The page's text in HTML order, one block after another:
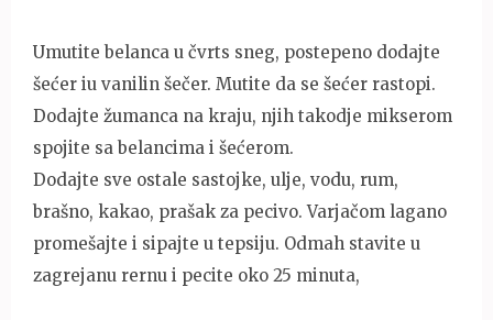
Umutite belanca u čvrts sneg, postepeno dodajte
šećer iu vanilin šečer. Mutite da se šećer rastopi.
Dodajte žumanca na kraju, njih takodje mikserom
spojite sa belancima i šećerom.
Dodajte sve ostale sastojke, ulje, vodu, rum,
brašno, kakao, prašak za pecivo. Varjačom lagano
promešajte i sipajte u tepsiju. Odmah stavite u
zagrejanu rernu i pecite oko 25 minuta,